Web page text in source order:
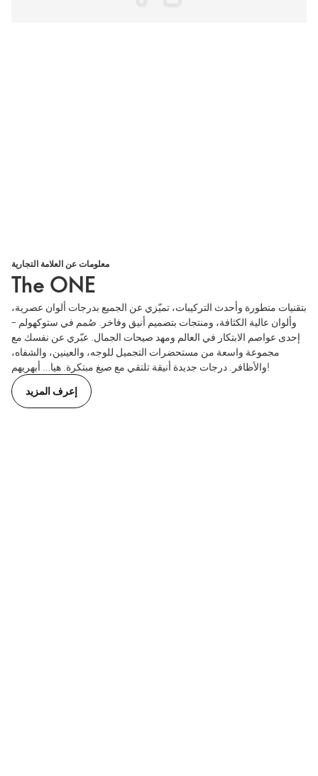
معلومات عن العلامة التجارية
The ONE
بتقنيات متطورة وأحدث التركيبات، تميّزي عن الجميع بدرجات ألوان عصرية،
وألوان عالية الكثافة، ومنتجات بتصميم أنيق وفاخر. صُمم في ستوكهولم –
إحدى عواصم الابتكار في العالم ومهد صيحات الجمال. عبّري عن نفسك مع
مجموعة واسعة من مستحضرات التجميل للوجه، والعينين، والشفاه،
والأظافر. درجات جديدة أنيقة تلتقي مع صيغ مبتكرة. هيا… أبهريهم!
إعرف المزيد